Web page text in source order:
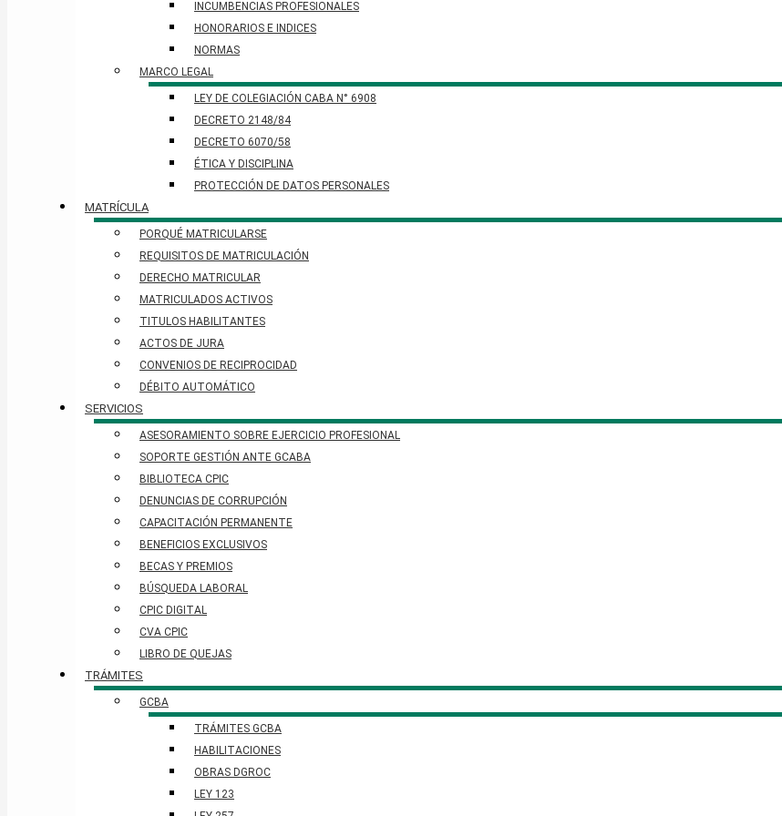
INCUMBENCIAS PROFESIONALES
HONORARIOS E INDICES
NORMAS
MARCO LEGAL
LEY DE COLEGIACIÓN CABA N° 6908
DECRETO 2148/84
DECRETO 6070/58
ÉTICA Y DISCIPLINA
PROTECCIÓN DE DATOS PERSONALES​
MATRÍCULA
PORQUÉ MATRICULARSE
REQUISITOS DE MATRICULACIÓN
DERECHO MATRICULAR
MATRICULADOS ACTIVOS
TITULOS HABILITANTES
ACTOS DE JURA
CONVENIOS DE RECIPROCIDAD
DÉBITO AUTOMÁTICO
SERVICIOS
ASESORAMIENTO SOBRE EJERCICIO PROFESIONAL
SOPORTE GESTIÓN ANTE GCABA
BIBLIOTECA CPIC
DENUNCIAS DE CORRUPCIÓN
CAPACITACIÓN PERMANENTE
BENEFICIOS EXCLUSIVOS
BECAS Y PREMIOS
BÚSQUEDA LABORAL​
CPIC DIGITAL
CVA CPIC
LIBRO DE QUEJAS
TRÁMITES
GCBA
TRÁMITES GCBA
HABILITACIONES
OBRAS DGROC
LEY 123